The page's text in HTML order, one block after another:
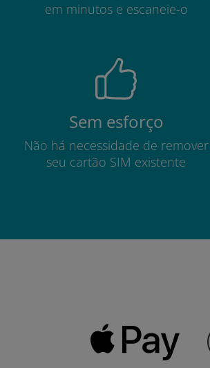
em minutos e escaneie-o
Sem esforço
Não há necessidade de remover
seu cartão SIM existente